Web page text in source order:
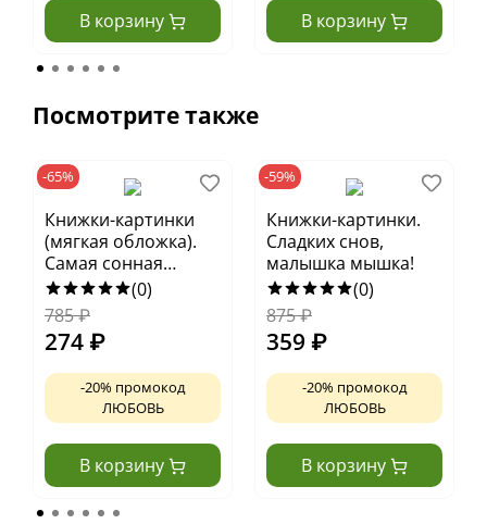
В корзину В корзину
Посмотрите также
-65%
Книжки-картинки
(мягкая обложка).
Самая сонная
книжка
(0)
785₽
274 ₽
-20% промокод
ЛЮБОВЬ
В корзину
-59%
Книжки-картинки.
Сладких снов,
малышка мышка!
(0)
875₽
359 ₽
-20% промокод
ЛЮБОВЬ
В корзину